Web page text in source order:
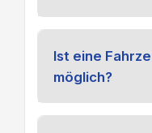
Ist eine
möglich?